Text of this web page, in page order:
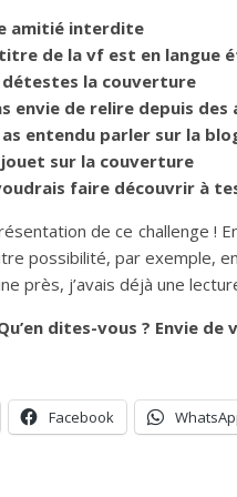
amitié interdite
de la vf est en langue
la couverture
envie de relire depuis des
entendu parler sur la
jouet sur la couverture
faire découvrir à
de ce challenge !
possibilité, par exemple,
près, j’avais déjà une
dites-vous ? Envie
Facebook